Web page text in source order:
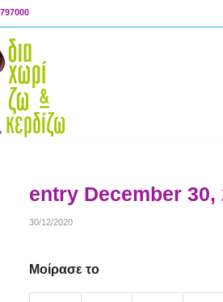
entry December 30,
30/12/2020
Μοίρασε το